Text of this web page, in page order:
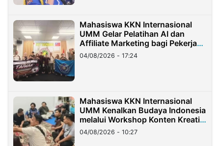
Mahasiswa KKN Internasional
UMM Gelar Pelatihan AI dan
Affiliate Marketing bagi Pekerja
Migran Indonesia di Taiwan
04/08/2026 - 17:24
Mahasiswa KKN Internasional
UMM Kenalkan Budaya Indonesia
melalui Workshop Konten Kreatif
di Taiwan
04/08/2026 - 10:27